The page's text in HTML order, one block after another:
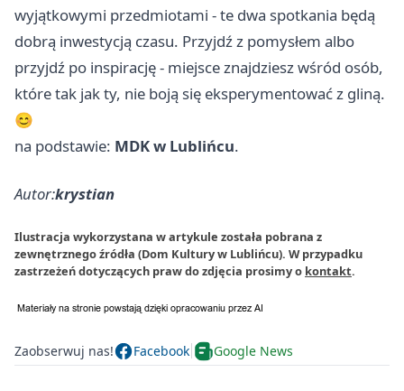
wyjątkowymi przedmiotami - te dwa spotkania będą
dobrą inwestycją czasu. Przyjdź z pomysłem albo
przyjdź po inspirację - miejsce znajdziesz wśród osób,
które tak jak ty, nie boją się eksperymentować z gliną.
😊
na podstawie: MDK w Lublińcu.
Autor:krystian
Ilustracja wykorzystana w artykule została pobrana z
zewnętrznego źródła (Dom Kultury w Lublińcu). W przypadku
zastrzeżeń dotyczących praw do zdjęcia prosimy o kontakt.
Zaobserwuj nas! Facebook Google News